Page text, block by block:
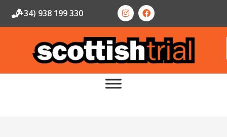
(+34) 938 199 330